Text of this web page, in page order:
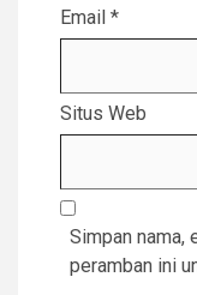
Email *
Situs Web
Simpan nama,
peramban ini